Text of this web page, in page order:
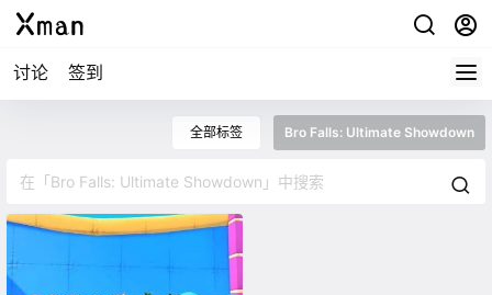
讨论 签到
全部标签 Bro Falls: Ultimate Showdown